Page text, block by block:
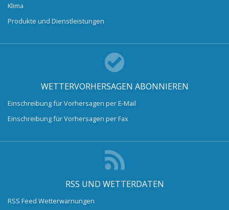
Klima
Produkte und Dienstleistungen
WETTERVORHERSAGEN ABONNIEREN
Einschreibung für Vorhersagen per E-Mail
Einschreibung für Vorhersagen per Fax
RSS UND WETTERDATEN
RSS Feed Wetterwarnungen